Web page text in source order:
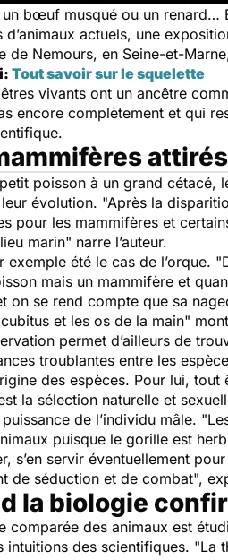
un bœuf musqué ou un renard…
d’animaux actuels, une
de Nemours, en Seine-et-
Tout savoir sur le squelette
vivants ont un ancêtre
encore complètement et qui
petit poisson à un grand cétacé,
évolution. "Après la
pour les mammifères et
marin" narre l’auteur.
exemple été le cas de l’orque.
mais un mammifère et
on se rend compte que sa
et les os de la main"
permet d’ailleurs de
troublantes entre les
des espèces. Pour lui, tout
la sélection naturelle et
de l’individu mâle.
puisque le gorille est
s’en servir éventuellement
de séduction et de combat",
la biologie
comparée des animaux est
intuitions des scientifiques. "La